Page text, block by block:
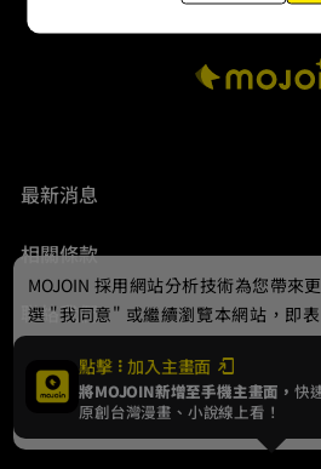
最新消息
相關條款
聯絡我們
© 2024 gamania Digital
點擊 加入主畫面
將MOJOIN新增至手機主畫面，快
原創台灣漫畫、小說線上看！
MOJOIN 採用網站分析技術為您帶來
選 "我同意" 或繼續瀏覽本網站，即
Cookie，欲瞭解更多資訊請見隱私權
我同意